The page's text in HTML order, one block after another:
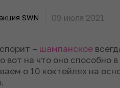
SWN 09 июля 2021
– шампанское
вот на что оно способно
о 10 коктейлях на